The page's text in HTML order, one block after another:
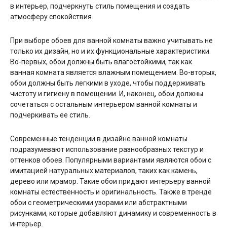
в интерьер, подчеркнуть стиль помещения и создать
атмосферу спокойствия.
При выборе обоев для ванной комнаты важно учитывать не
только их дизайн, но и их функциональные характеристики.
Во-первых, обои должны быть влагостойкими, так как
ванная комната является влажным помещением. Во-вторых,
обои должны быть легкими в уходе, чтобы поддерживать
чистоту и гигиену в помещении. И, наконец, обои должны
сочетаться с остальным интерьером ванной комнаты и
подчеркивать ее стиль.
Современные тенденции в дизайне ванной комнаты
подразумевают использование разнообразных текстур и
оттенков обоев. Популярными вариантами являются обои с
имитацией натуральных материалов, таких как камень,
дерево или мрамор. Такие обои придают интерьеру ванной
комнаты естественность и оригинальность. Также в тренде
обои с геометрическими узорами или абстрактными
рисунками, которые добавляют динамику и современность в
интерьер.